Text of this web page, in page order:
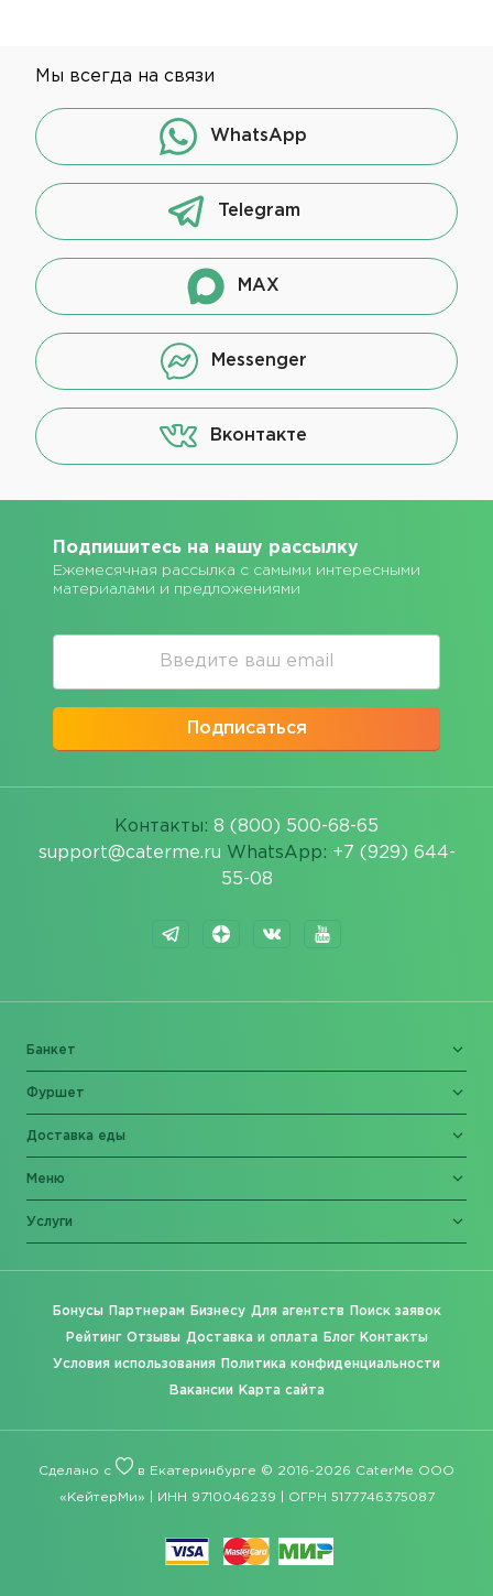
Мы всегда на связи
WhatsApp
Telegram
MAX
Messenger
Вконтакте
Подпишитесь на нашу рассылку
Ежемесячная рассылка с самыми интересными
материалами и предложениями
Подписаться
Контакты: 8 (800) 500-68-65
support@caterme.ru WhatsApp: +7 (929) 644-
55-08
Банкет
Фуршет
Доставка еды
Меню
Услуги
Бонусы Партнерам Бизнесу Для агентств Поиск заявок
Рейтинг Отзывы Доставка и оплата Блог Контакты
Условия использования Политика конфиденциальности
Вакансии Карта сайта
Сделано с в Екатеринбурге © 2016-2026 CaterMe ООО
«КейтерМи» | ИНН 9710046239 | ОГРН 5177746375087